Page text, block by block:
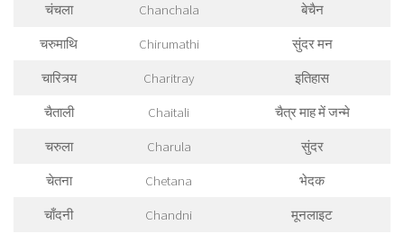
चंचला
Chanchala
बेचैन
चरुमाथि
Chirumathi
सुंदर मन
चारित्र्य
Charitray
इतिहास
चैताली
Chaitali
चैत्र माह में जन्मे
चरुला
Charula
सुंदर
चेतना
Chetana
भेदक
चाँदनी
Chandni मूनलाइट